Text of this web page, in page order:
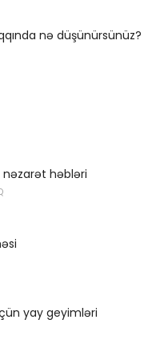
nə düşünürsünüz?
həbləri
yay geyimləri